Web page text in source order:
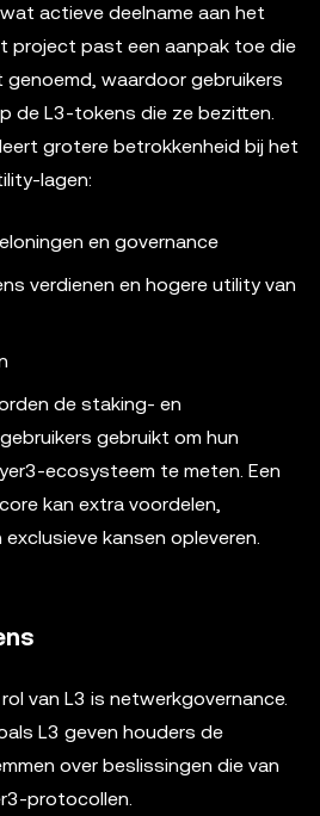
actieve deelname aan het
project past een aanpak toe die
waardoor gebruikers
de L3-tokens die ze bezitten.
grotere betrokkenheid bij het
lagen:
en governance
verdienen en hogere utility van
de staking- en
gebruikt om hun
ecosysteem te meten. Een
kan extra voordelen,
kansen opleveren.
van L3 is netwerkgovernance.
L3 geven houders de
over beslissingen die van
protocollen.